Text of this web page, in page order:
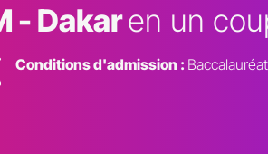
- Dakaren un
Conditions d'admission : Baccalauréat